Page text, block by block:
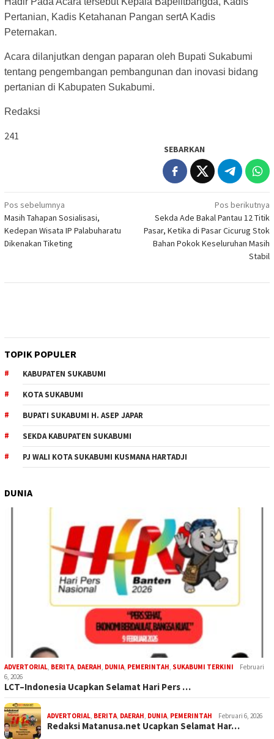
Pertanian, Kadis Ketahanan Pangan sertA Kadis
Peternakan.
Acara dilanjutkan dengan paparan oleh Bupati Sukabumi
tentang pengembangan pembangunan dan inovasi bidang
pertanian di Kabupaten Sukabumi.
Redaksi
241
SEBARKAN
Navigasi
pos
Pos sebelumnya
Masih Tahapan Sosialisasi,
Kedepan Wisata IP Palabuharatu
Dikenakan Tiketing
Pos berikutnya
Sekda Ade Bakal Pantau 12 Titik
Pasar, Ketika di Pasar Cicurug Stok
Bahan Pokok Keseluruhan Masih
Stabil
TOPIK POPULER
KABUPATEN SUKABUMI
KOTA SUKABUMI
BUPATI SUKABUMI H. ASEP JAPAR
SEKDA KABUPATEN SUKABUMI
PJ WALI KOTA SUKABUMI KUSMANA HARTADJI
DUNIA
ADVERTORIAL, BERITA, DAERAH, DUNIA, PEMERINTAH, SUKABUMI TERKINI
Februari
6, 2026
LCT–Indonesia Ucapkan Selamat Hari Pers …
ADVERTORIAL, BERITA, DAERAH, DUNIA, PEMERINTAH Februari 6, 2026
Redaksi Matanusa.net Ucapkan Selamat Har…